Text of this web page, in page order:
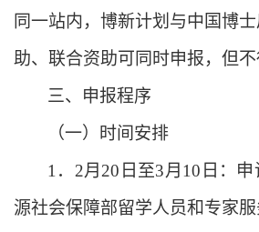
同一站内，博新计划与中国博
助、联合资助可同时申报，但不
三、申报程序
（一）时间安排
1．2月20日至3月 10 日：
源社会保障部留学人员和专家